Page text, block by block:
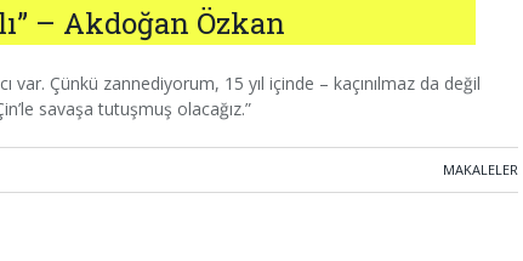
– Akdoğan Özkan
var. Çünkü zannediyorum, 15 yıl içinde – kaçınılmaz da değil
savaşa tutuşmuş olacağız.”
MAKALELER